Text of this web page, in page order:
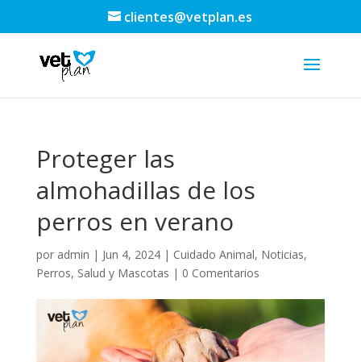
clientes@vetplan.es
Proteger las
almohadillas de los
perros en verano
por admin | Jun 4, 2024| Cuidado Animal, Noticias,
Perros, Salud y Mascotas | 0 Comentarios